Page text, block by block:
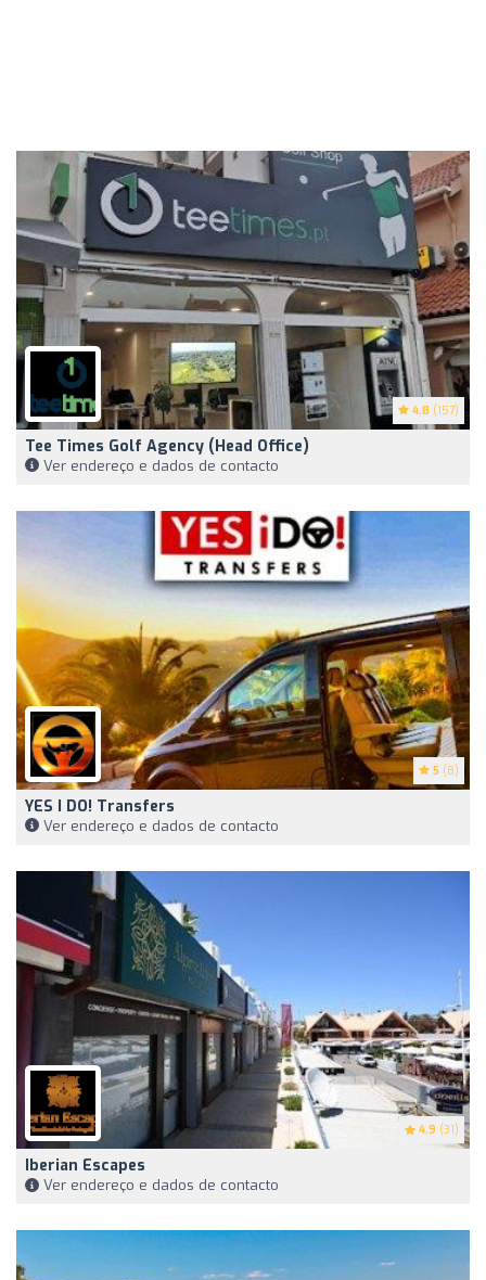
4.8 (157)
Tee Times Golf Agency (Head Office)
Ver endereço e dados de contacto
5 (8)
YES I DO! Transfers
Ver endereço e dados de contacto
4.9 (31)
Iberian Escapes
Ver endereço e dados de contacto